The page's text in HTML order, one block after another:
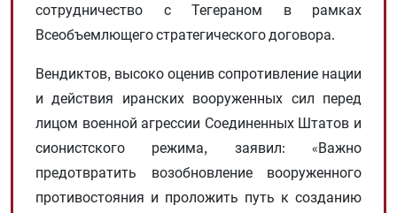
сотрудничество с Тегераном в рамках
Всеобъемлющего стратегического договора.
Вендиктов, высоко оценив сопротивление нации
и действия иранских вооруженных сил перед
лицом военной агрессии Соединенных Штатов и
сионистского режима, заявил: «Важно
предотвратить возобновление вооруженного
противостояния и проложить путь к созданию